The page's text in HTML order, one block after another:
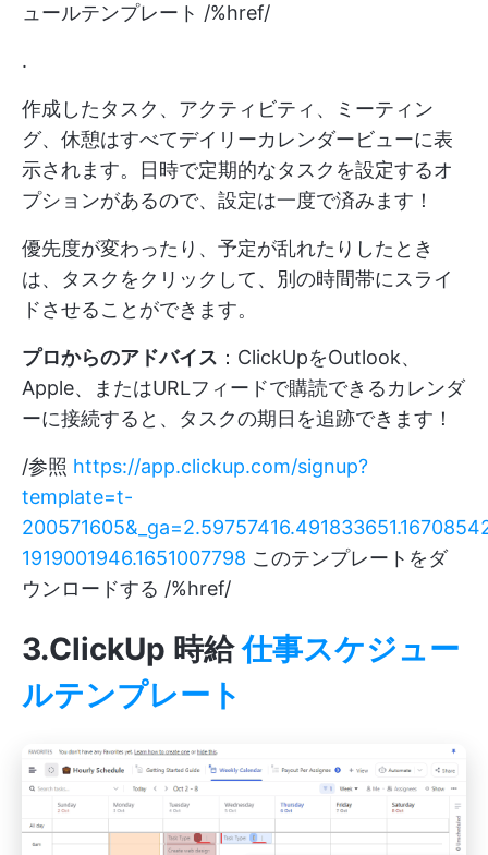
ュールテンプレート /%href/
.
作成したタスク、アクティビティ、ミーティン
グ、休憩はすべてデイリーカレンダービューに表
示されます。日時で定期的なタスクを設定するオ
プションがあるので、設定は一度で済みます！
優先度が変わったり、予定が乱れたりしたとき
は、タスクをクリックして、別の時間帯にスライ
ドさせることができます。
プロからのアドバイス ：ClickUpをOutlook、
Apple、またはURLフィードで購読できるカレンダ
ーに接続すると、タスクの期日を追跡できます！
/参照 https://app.clickup.com/signup?
template=t-
1919001946.1651007798 このテンプレートをダ
ウンロードする /%href/
3.ClickUp 時給仕事スケジュー
ルテンプレート